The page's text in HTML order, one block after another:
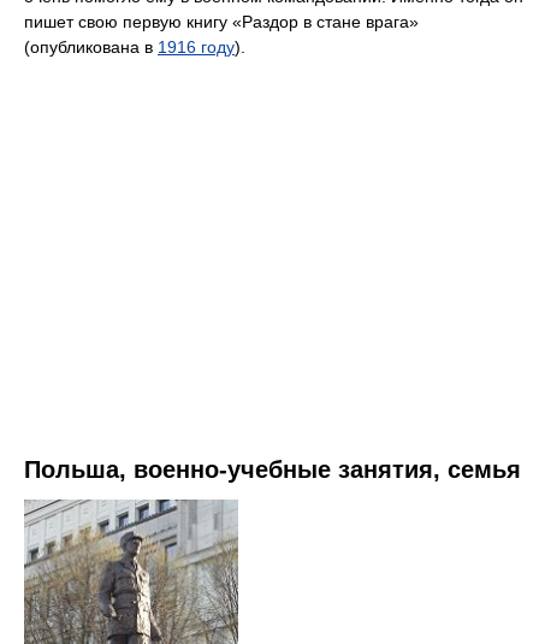
пишет свою первую книгу «Раздор в стане врага»
(опубликована в 1916 году).
Польша, военно-учебные занятия, семья